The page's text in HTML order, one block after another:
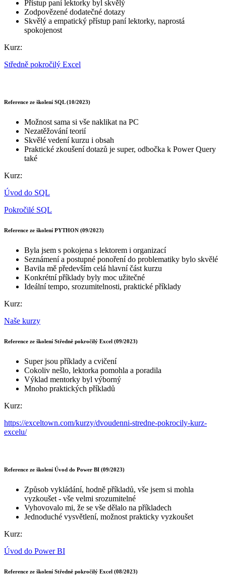
Přístup paní lektorky byl skvělý
Zodpovězené dodatečné dotazy
Skvělý a empatický přístup paní lektorky, naprostá
spokojenost
Kurz:
Středně pokročilý Excel
Reference ze školení SQL (10/2023)
Možnost sama si vše naklikat na PC
Nezatěžování teorií
Skvělé vedení kurzu i obsah
Praktické zkoušení dotazů je super, odbočka k Power Query
také
Kurz:
Úvod do SQL
Pokročilé SQL
Reference ze školení PYTHON (09/2023)
Byla jsem s pokojena s lektorem i organizací
Seznámení a postupné ponoření do problematiky bylo skvělé
Bavila mě především celá hlavní část kurzu
Konkrétní příklady byly moc užitečné
Ideální tempo, srozumitelnosti, praktické příklady
Kurz:
Naše kurzy
Reference ze školení Středně pokročilý Excel (09/2023)
Super jsou příklady a cvičení
Cokoliv nešlo, lektorka pomohla a poradila
Výklad mentorky byl výborný
Mnoho praktických příkladů
Kurz:
https://exceltown.com/kurzy/dvoudenni-stredne-pokrocily-kurz-
excelu/
Reference ze školení Úvod do Power BI (09/2023)
Způsob vykládání, hodně příkladů, vše jsem si mohla
vyzkoušet - vše velmi srozumitelné
Vyhovovalo mi, že se vše dělalo na příkladech
Jednoduché vysvětlení, možnost prakticky vyzkoušet
Kurz:
Úvod do Power BI
Reference ze školení Středně pokročilý Excel (08/2023)